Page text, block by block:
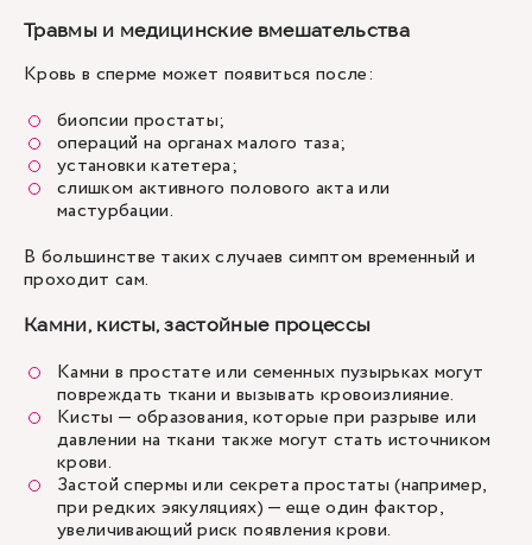
Травмы и медицинские вмешательства
Кровь в сперме может появиться после:
биопсии простаты;
операций на органах малого таза;
установки катетера;
слишком активного полового акта или
мастурбации.
В большинстве таких случаев симптом временный и
проходит сам.
Камни, кисты, застойные процессы
Камни в простате или семенных пузырьках могут
повреждать ткани и вызывать кровоизлияние.
Кисты — образования, которые при разрыве или
давлении на ткани также могут стать источником
крови.
Застой спермы или секрета простаты (например,
при редких эякуляциях) — еще один фактор,
увеличивающий риск появления крови.